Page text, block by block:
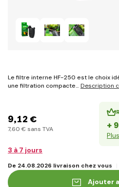
Le filtre interne HF-250 est le choix
une filtration compacte… Description
9,12 €
7,60 € sans TVA +
3 à 7 jours
De 24.08.2026 livraison chez vous
Ajouter